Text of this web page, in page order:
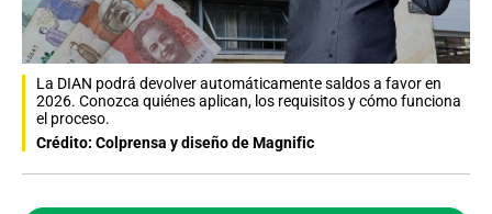
La DIAN podrá devolver automáticamente saldos a favor en
2026. Conozca quiénes aplican, los requisitos y cómo funciona
el proceso.
Crédito: Colprensa y diseño de Magnific